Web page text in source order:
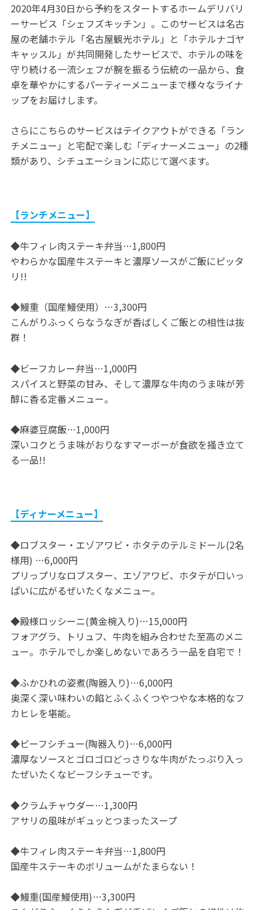
2020年4月30日から予約をスタートするホームデリバリ
ーサービス「シェフズキッチン」。このサービスは名古
屋の老舗ホテル「名古屋観光ホテル」と「ホテルナゴヤ
キャッスル」が共同開発したサービスで、ホテルの味を
守り続ける一流シェフが腕を振るう伝統の一品から、食
卓を華やかにするパーティーメニューまで様々なライナ
ップをお届けします。
さらにこちらのサービスはテイクアウトができる「ラン
チメニュー」と宅配で楽しむ「ディナーメニュー」の2種
類があり、シチュエーションに応じて選べます。
【ランチメニュー】
◆牛フィレ肉ステーキ弁当…1,800円
やわらかな国産牛ステーキと濃厚ソースがご飯にピッタ
リ!!
◆鰻重（国産鰻使用）…3,300円
こんがりふっくらなうなぎが香ばしくご飯との相性は抜
群！
◆ビーフカレー弁当…1,000円
スパイスと野菜の甘み、そして濃厚な牛肉のうま味が芳
醇に香る定番メニュー。
◆麻婆豆腐飯…1,000円
深いコクとうま味がおりなすマーボーが食欲を掻き立て
る一品!!
【ディナーメニュー】
◆ロブスター・エゾアワビ・ホタテのテルミドール(2名
様用) …6,000円
プリっプリなロブスター、エゾアワビ、ホタテが口いっ
ぱいに広がるぜいたくなメニュー。
◆殿様ロッシーニ(黄金椀入り)…15,000円
フォアグラ、トリュフ、牛肉を組み合わせた至高のメニ
ュー。ホテルでしか楽しめないであろう一品を自宅で！
◆ふかひれの姿煮(陶器入り)…6,000円
奥深く深い味わいの餡とふくふくつやつやな本格的なフ
カヒレを堪能。
◆ビーフシチュー(陶器入り)…6,000円
濃厚なソースとゴロゴロどっさりな牛肉がたっぷり入っ
たぜいたくなビーフシチューです。
◆クラムチャウダー…1,300円
アサリの風味がギュッとつまったスープ
◆牛フィレ肉ステーキ弁当…1,800円
国産牛ステーキのボリュームがたまらない！
◆鰻重(国産鰻使用)…3,300円